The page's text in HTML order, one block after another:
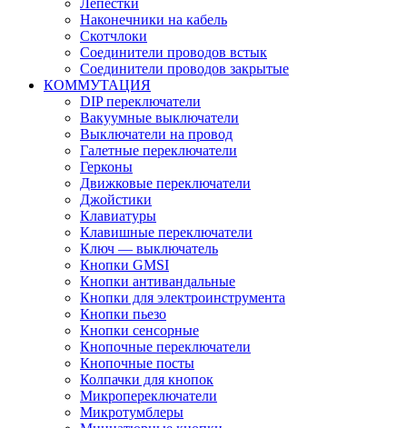
Наконечники на кабель
Скотчлоки
Соединители проводов встык
Соединители проводов закрытые
КОММУТАЦИЯ
DIP переключатели
Вакуумные выключатели
Выключатели на провод
Галетные переключатели
Герконы
Движковые переключатели
Джойстики
Клавиатуры
Клавишные переключатели
Ключ — выключатель
Кнопки GMSI
Кнопки антивандальные
Кнопки для электроинструмента
Кнопки пьезо
Кнопки сенсорные
Кнопочные переключатели
Кнопочные посты
Колпачки для кнопок
Микропереключатели
Микротумблеры